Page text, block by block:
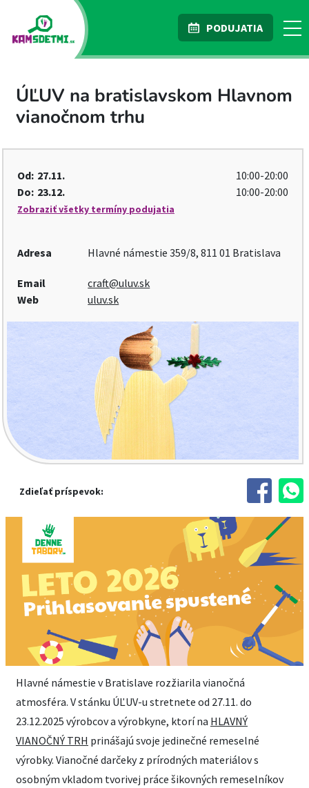
PODUJATIA
ÚĽUV na bratislavskom Hlavnom
vianočnom trhu
Od: 27.11.
10:00-20:00
Do: 23.12. 10:00-20:00
Zobraziť všetky termíny podujatia
Adresa Hlavné námestie 359/8, 811 01 Bratislava
Email
craft@uluv.sk
Web
uluv.sk
Zdieľať príspevok:
Hlavné námestie v Bratislave rozžiarila vianočná
atmosféra. V stánku ÚĽUV-u stretnete od 27.11. do
23.12.2025 výrobcov a výrobkyne, ktorí na HLAVNÝ
VIANOČNÝ TRH prinášajú svoje jedinečné remeselné
výrobky. Vianočné darčeky z prírodných materiálov s
osobným vkladom tvorivej práce šikovných remeselníkov